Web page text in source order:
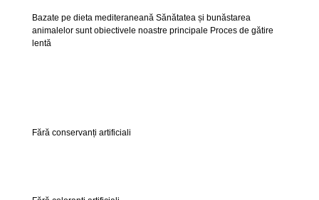
Bazate pe dieta mediteraneană Sănătatea și bunăstarea
animalelor sunt obiectivele noastre principale Proces de gătire
lentă
Fără conservanți artificiali